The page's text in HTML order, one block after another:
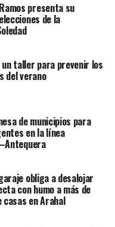
presenta su
de la
taller para prevenir los
del verano
de municipios para
en la línea
obliga a desalojar
con humo a más de
en Arahal